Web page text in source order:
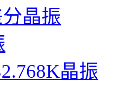
晶振
晶振